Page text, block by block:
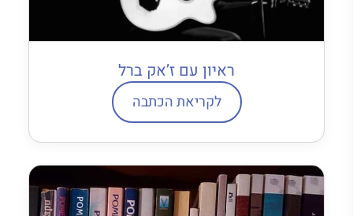
ראיון עם ז’אק ברל
לקריאת הכתבה